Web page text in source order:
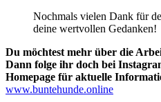
Nochmals vielen Dank für
deine wertvollen Gedanken!
Du möchtest mehr über die
Dann folge ihr doch bei
Homepage für aktuelle
www.buntehunde.online